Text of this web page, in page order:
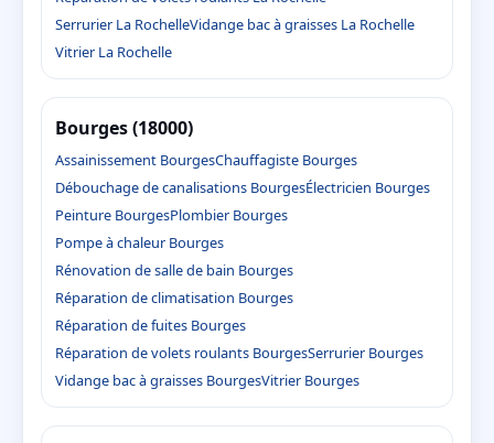
Serrurier La RochelleVidange bac à graisses La Rochelle
Vitrier La Rochelle
Bourges (18000)
Assainissement BourgesChauffagiste Bourges
Débouchage de canalisations BourgesÉlectricien Bourges
Peinture BourgesPlombier Bourges
Pompe à chaleur Bourges
Rénovation de salle de bain Bourges
Réparation de climatisation Bourges
Réparation de fuites Bourges
Réparation de volets roulants BourgesSerrurier Bourges
Vidange bac à graisses BourgesVitrier Bourges